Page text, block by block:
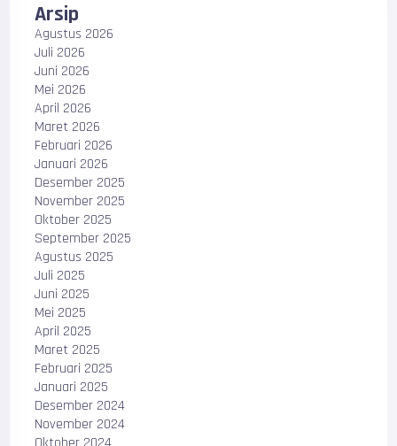
Arsip
Agustus 2026
Juli 2026
Juni 2026
Mei 2026
April 2026
Maret 2026
Februari 2026
Januari 2026
Desember 2025
November 2025
Oktober 2025
September 2025
Agustus 2025
Juli 2025
Juni 2025
Mei 2025
April 2025
Maret 2025
Februari 2025
Januari 2025
Desember 2024
November 2024